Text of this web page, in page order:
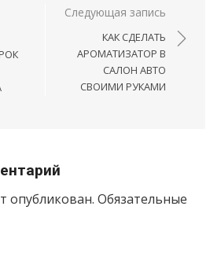
по записямСледующая запись
КАК СДЕЛАТЬ
АРОМАТИЗАТОР В
САЛОН АВТО
СВОИМИ РУКАМИ
опубликован. Обязательные